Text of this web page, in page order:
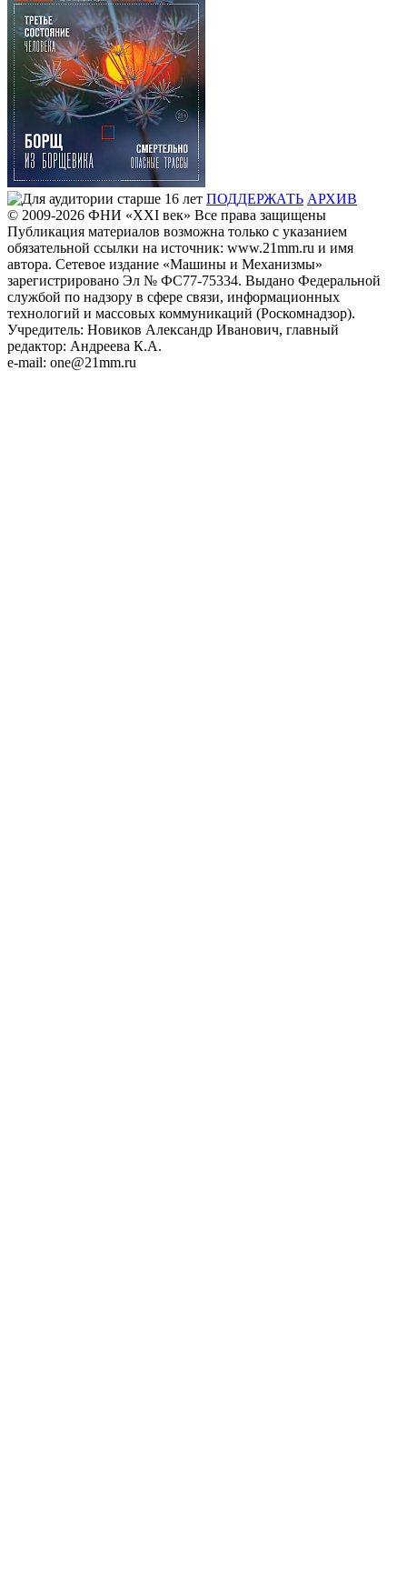
ПОДДЕРЖАТЬ АРХИВ
© 2009-2026 ФHИ «XXI век» Все права защищены
Публикация материалов возможна только с указанием
обязательной ссылки на источник: www.21mm.ru и имя
автора. Сетевое издание «Машины и Механизмы»
зарегистрировано Эл № ФС77-75334. Выдано Федеральной
службой по надзору в сфере связи, информационных
технологий и массовых коммуникаций (Роскомнадзор).
Учредитель: Новиков Александр Иванович, главный
редактор: Андреева К.А.
e-mail: one@21mm.ru